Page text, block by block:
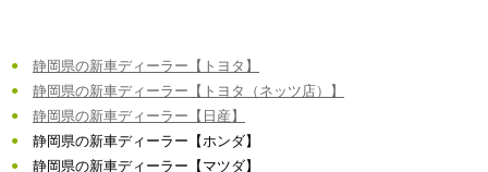
静岡県の新車ディーラー【トヨタ】
静岡県の新車ディーラー【トヨタ（ネッツ店）】
静岡県の新車ディーラー【日産】
静岡県の新車ディーラー【ホンダ】
静岡県の新車ディーラー【マツダ】